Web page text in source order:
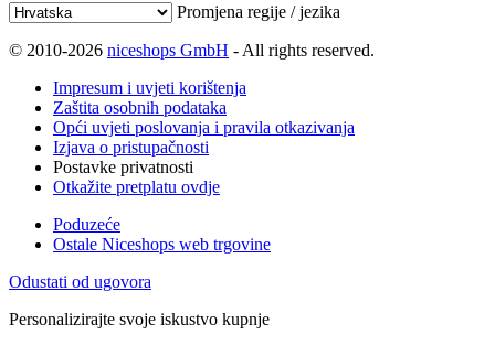
Promjena regije / jezika
© 2010-2026 niceshops GmbH - All rights reserved.
Impresum i uvjeti korištenja
Zaštita osobnih podataka
Opći uvjeti poslovanja i pravila otkazivanja
Izjava o pristupačnosti
Postavke privatnosti
Otkažite pretplatu ovdje
Poduzeće
Ostale Niceshops web trgovine
Odustati od ugovora
Personalizirajte svoje iskustvo kupnje